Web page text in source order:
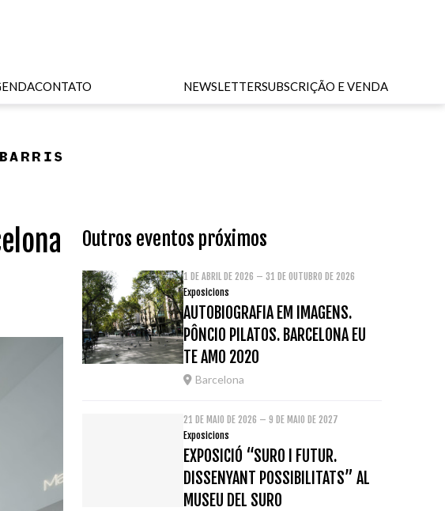
CONTATO NEWSLETTERSUBSCRIÇÃO E VENDA
Outros eventos próximos
1 DE ABRIL DE 2026 – 31 DE OUTUBRO DE 2026
Exposicions
AUTOBIOGRAFIA EM IMAGENS.
PÔNCIO PILATOS. BARCELONA EU
TE AMO 2020
Barcelona
21 DE MAIO DE 2026 – 9 DE MAIO DE 2027
Exposicions
EXPOSICIÓ “SURO I FUTUR.
DISSENYANT POSSIBILITATS” AL
MUSEU DEL SURO